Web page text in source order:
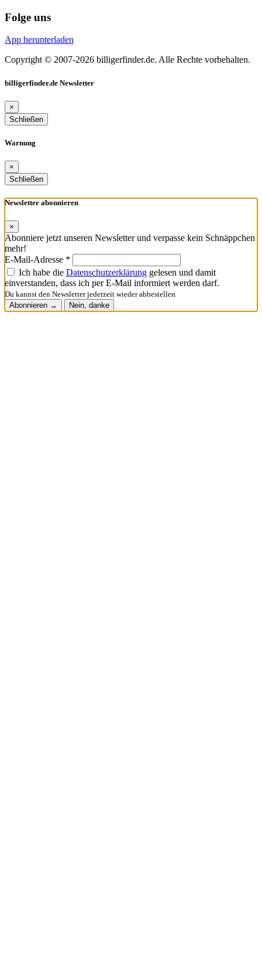
Folge uns
App herunterladen
Copyright © 2007-2026 billigerfinder.de. Alle Rechte vorbehalten.
billigerfinder.de Newsletter
×
Schließen
Warnung
×
Schließen
Newsletter abonnieren
×
Abonniere jetzt unseren Newsletter und verpasse kein Schnäppchen
mehr!
E-Mail-Adresse *
Ich habe die Datenschutzerklärung gelesen und damit
einverstanden, dass ich per E-Mail informiert werden darf.
Du kannst den Newsletter jederzeit wieder abbestellen
Abonnieren →
Nein, danke